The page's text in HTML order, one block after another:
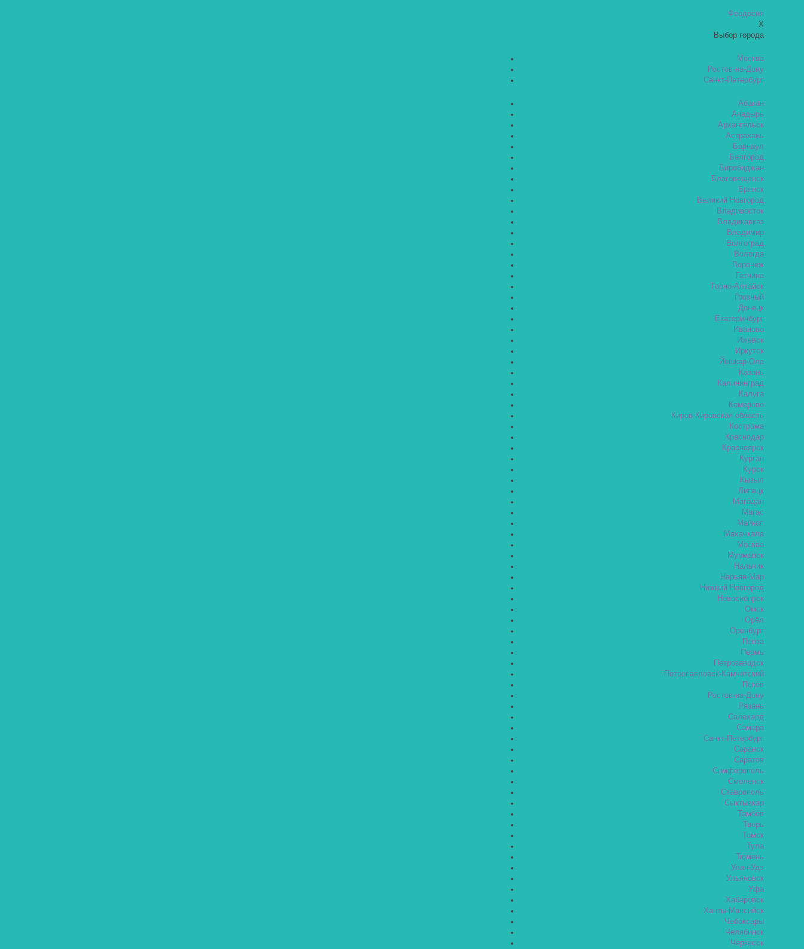
Феодосия
X
Выбор города
Москва
Ростов-на-Дону
Санкт-Петербург
Абакан
Анадырь
Архангельск
Астрахань
Барнаул
Белгород
Биробиджан
Благовещенск
Брянск
Великий Новгород
Владивосток
Владикавказ
Владимир
Волгоград
Вологда
Воронеж
Гатчина
Горно-Алтайск
Грозный
Донецк
Екатеринбург
Иваново
Ижевск
Иркутск
Йошкар-Ола
Казань
Калининград
Калуга
Кемерово
Киров Кировская область
Кострома
Краснодар
Красноярск
Курган
Курск
Кызыл
Липецк
Магадан
Магас
Майкоп
Махачкала
Москва
Мурманск
Нальчик
Нарьян-Мар
Нижний Новгород
Новосибирск
Омск
Орёл
Оренбург
Пенза
Пермь
Петрозаводск
Петропавловск-Камчатский
Псков
Ростов-на-Дону
Рязань
Салехард
Самара
Санкт-Петербург
Саранск
Саратов
Симферополь
Смоленск
Ставрополь
Сыктывкар
Тамбов
Тверь
Томск
Тула
Тюмень
Улан-Удэ
Ульяновск
Уфа
Хабаровск
Ханты-Мансийск
Чебоксары
Челябинск
Черкесск